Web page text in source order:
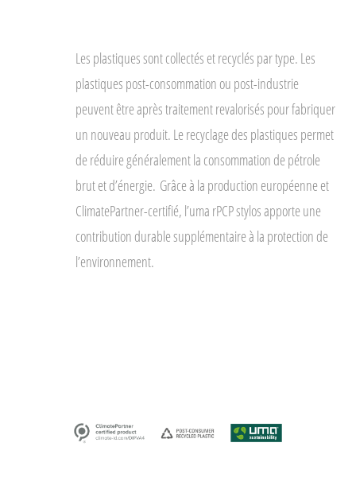
Les plastiques sont collectés et recyclés par type. Les
plastiques post-consommation ou post-industrie
peuvent être après traitement revalorisés pour fabriquer
un nouveau produit. Le recyclage des plastiques permet
de réduire généralement la consommation de pétrole
brut et d’énergie. Grâce à la production européenne et
ClimatePartner-certifié, l’uma rPCP stylos apporte une
contribution durable supplémentaire à la protection de
l’environnement.